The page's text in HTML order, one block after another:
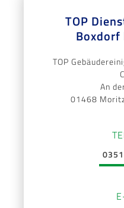
TOP
Boxdorf
TOP
An
01468